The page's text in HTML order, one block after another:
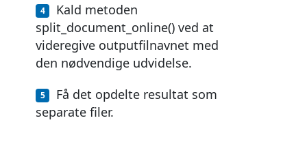
Kald metoden
split_document_online() ved at
videregive outputfilnavnet med
den nødvendige udvidelse.
Få det opdelte resultat som
separate filer.